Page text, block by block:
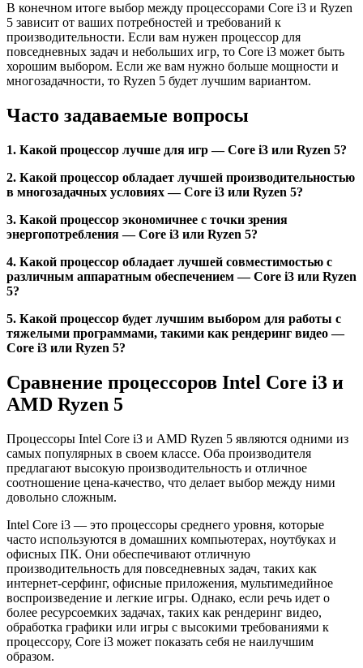
В конечном итоге выбор между процессорами Core i3 и Ryzen
5 зависит от ваших потребностей и требований к
производительности. Если вам нужен процессор для
повседневных задач и небольших игр, то Core i3 может быть
хорошим выбором. Если же вам нужно больше мощности и
многозадачности, то Ryzen 5 будет лучшим вариантом.
Часто задаваемые вопросы
1. Какой процессор лучше для игр — Core i3 или Ryzen 5?
2. Какой процессор обладает лучшей производительностью
в многозадачных условиях — Core i3 или Ryzen 5?
3. Какой процессор экономичнее с точки зрения
энергопотребления — Core i3 или Ryzen 5?
4. Какой процессор обладает лучшей совместимостью с
различным аппаратным обеспечением — Core i3 или Ryzen
5?
5. Какой процессор будет лучшим выбором для работы с
тяжелыми программами, такими как рендеринг видео —
Core i3 или Ryzen 5?
Сравнение процессоров Intel Core i3 и
AMD Ryzen 5
Процессоры Intel Core i3 и AMD Ryzen 5 являются одними из
самых популярных в своем классе. Оба производителя
предлагают высокую производительность и отличное
соотношение цена-качество, что делает выбор между ними
довольно сложным.
Intel Core i3 — это процессоры среднего уровня, которые
часто используются в домашних компьютерах, ноутбуках и
офисных ПК. Они обеспечивают отличную
производительность для повседневных задач, таких как
интернет-серфинг, офисные приложения, мультимедийное
воспроизведение и легкие игры. Однако, если речь идет о
более ресурсоемких задачах, таких как рендеринг видео,
обработка графики или игры с высокими требованиями к
процессору, Core i3 может показать себя не наилучшим
образом.